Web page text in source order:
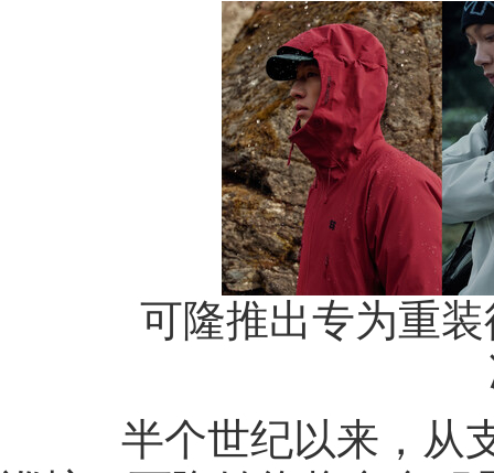
可隆推出专为重装
半个世纪以来，从支